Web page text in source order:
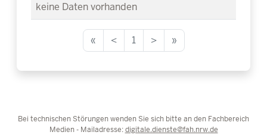
keine Daten vorhanden
« < 1 > »
Bei technischen Störungen wenden Sie sich bitte an den Fachbereich
Medien - Mailadresse:digitale.dienste@fah.nrw.de